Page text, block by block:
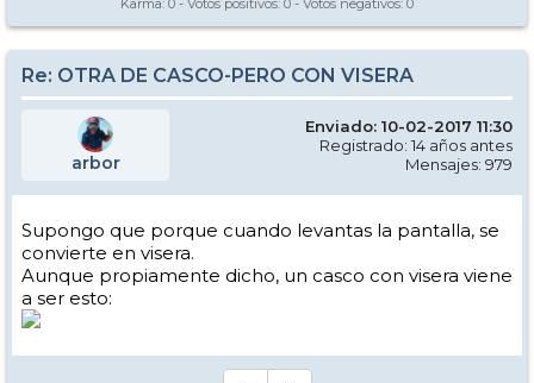
Karma: 0 - Votos positivos: 0 - Votos negativos: 0
Re: OTRA DE CASCO-PERO CON VISERA
arbor
Enviado: 10-02-2017 11:30
Registrado: 14 años antes
Mensajes: 979
Supongo que porque cuando levantas la pantalla, se
convierte en visera.
Aunque propiamente dicho, un casco con visera viene
a ser esto: